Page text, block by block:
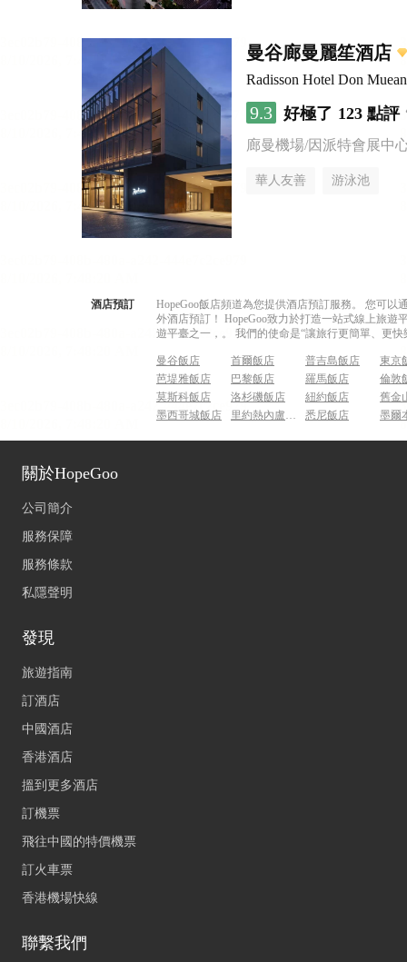
曼谷廊曼麗笙酒店
Radisson Hotel Don
9.3 好極了 123 點評
廊曼機場/因派特會展中
華人友善 游泳池
酒店預訂
HopeGoo飯店頻道為您提供酒店預訂服務。 您可
外酒店預訂！ HopeGoo致力於打造一站式線上旅
遊平臺之一，。 我們的使命是“讓旅行更簡單、更
曼谷飯店 首爾飯店 普吉島飯店
東京
芭堤雅飯店
巴黎飯店 羅馬飯店
倫敦
莫斯科飯店
洛杉磯飯店 紐約飯店
舊金
墨西哥城飯店
里約熱內盧飯店 悉尼飯店 墨爾
關於HopeGoo
公司簡介
服務保障
服務條款
私隱聲明
發現
旅遊指南
訂酒店
中國酒店
香港酒店
搵到更多酒店
訂機票
飛往中國的特價機票
訂火車票
香港機場快線
聯繫我們